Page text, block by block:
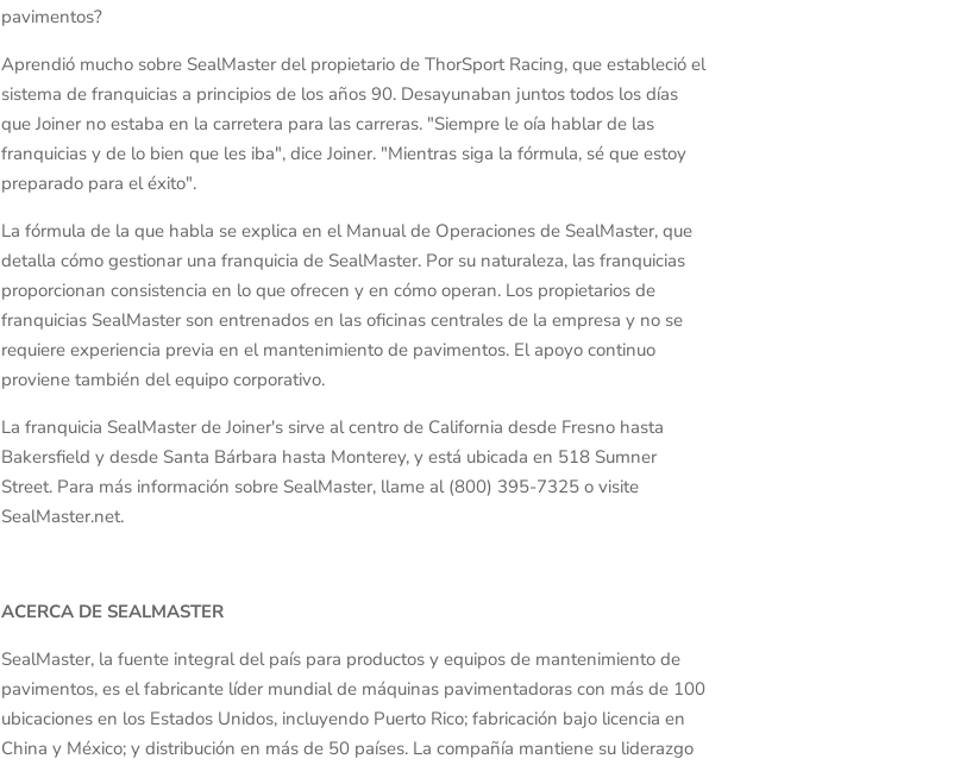
pavimentos?
Aprendió mucho sobre SealMaster del propietario de ThorSport Racing, que estableció el
sistema de franquicias a principios de los años 90. Desayunaban juntos todos los días
que Joiner no estaba en la carretera para las carreras. "Siempre le oía hablar de las
franquicias y de lo bien que les iba", dice Joiner. "Mientras siga la fórmula, sé que estoy
preparado para el éxito".
La fórmula de la que habla se explica en el Manual de Operaciones de SealMaster, que
detalla cómo gestionar una franquicia de SealMaster. Por su naturaleza, las franquicias
proporcionan consistencia en lo que ofrecen y en cómo operan. Los propietarios de
franquicias SealMaster son entrenados en las oficinas centrales de la empresa y no se
requiere experiencia previa en el mantenimiento de pavimentos. El apoyo continuo
proviene también del equipo corporativo.
La franquicia SealMaster de Joiner's sirve al centro de California desde Fresno hasta
Bakersfield y desde Santa Bárbara hasta Monterey, y está ubicada en 518 Sumner
Street. Para más información sobre SealMaster, llame al (800) 395-7325 o visite
SealMaster.net.
ACERCA DE SEALMASTER
SealMaster, la fuente integral del país para productos y equipos de mantenimiento de
pavimentos, es el fabricante líder mundial de máquinas pavimentadoras con más de 100
ubicaciones en los Estados Unidos, incluyendo Puerto Rico; fabricación bajo licencia en
China y México; y distribución en más de 50 países. La compañía mantiene su liderazgo